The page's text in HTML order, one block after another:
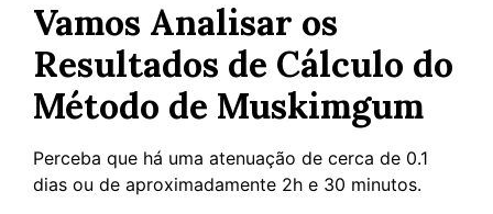
Vamos Analisar os
Resultados de Cálculo do
Método de Muskimgum
Perceba que há uma atenuação de cerca de 0.1
dias ou de aproximadamente 2h e 30 minutos.